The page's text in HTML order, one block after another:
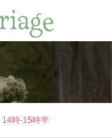
14時-15時半